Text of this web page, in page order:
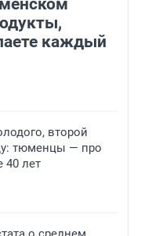
каждый
второй
тюменцы — про
40 лет